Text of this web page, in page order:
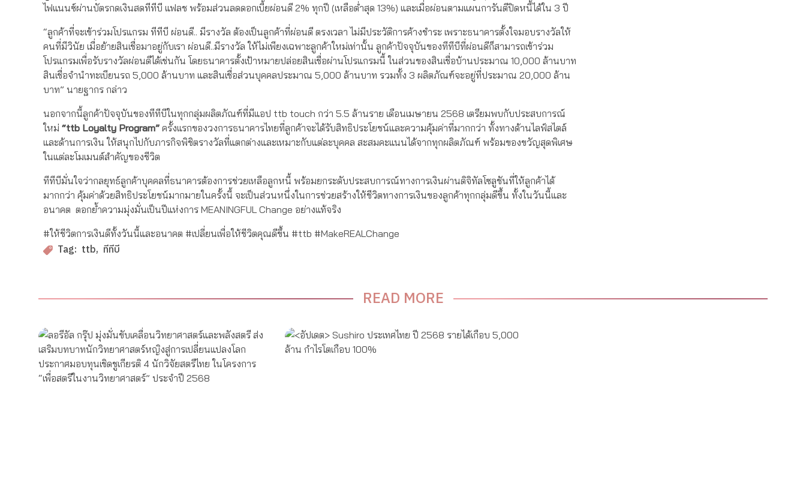
ไฟแนนซ์ผ่านบัตรกดเงินสดทีทีบี แฟลช พร้อมส่วนลดดอกเบี้ยผ่อนดี 2% ทุกปี (เหลือต่ำสุด 13%) และเมื่อผ่อนตามแผนการันตีปิดหนี้ได้ใน 3 ปี
“ลูกค้าที่จะเข้าร่วมโปรแกรม ทีทีบี ผ่อนดี.. มีรางวัล ต้องเป็นลูกค้าที่ผ่อนดี ตรงเวลา ไม่มีประวัติการค้างชำระ เพราะธนาคารตั้งใจมอบรางวัลให้
คนที่มีวินัย เมื่อย้ายสินเชื่อมาอยู่กับเรา ผ่อนดี..มีรางวัล ให้ไม่เพียงเฉพาะลูกค้าใหม่เท่านั้น ลูกค้าปัจจุบันของทีทีบีที่ผ่อนดีก็สามารถเข้าร่วม
โปรแกรมเพื่อรับรางวัลผ่อนดีได้เช่นกัน โดยธนาคารตั้งเป้าหมายปล่อยสินเชื่อผ่านโปรแกรมนี้ ในส่วนของสินเชื่อบ้านประมาณ 10,000 ล้านบาท
สินเชื่อจำนำทะเบียนรถ 5,000 ล้านบาท และสินเชื่อส่วนบุคคลประมาณ 5,000 ล้านบาท รวมทั้ง 3 ผลิตภัณฑ์จะอยู่ที่ประมาณ 20,000 ล้าน
บาท” นายฐากร กล่าว
นอกจากนี้ลูกค้าปัจจุบันของทีทีบีในทุกกลุ่มผลิตภัณฑ์ที่มีแอป ttb touch กว่า 5.5 ล้านราย เดือนเมษายน 2568 เตรียมพบกับประสบการณ์
ใหม่ “ttb Loyalty Program” ครั้งแรกของวงการธนาคารไทยที่ลูกค้าจะได้รับสิทธิประโยชน์และความคุ้มค่าที่มากกว่า ทั้งทางด้านไลฟ์สไตล์
และด้านการเงิน ให้สนุกไปกับภารกิจพิชิตรางวัลที่แตกต่างและเหมาะกับแต่ละบุคคล สะสมคะแนนได้จากทุกผลิตภัณฑ์ พร้อมของขวัญสุดพิเศษ
ในแต่ละโมเมนต์สำคัญของชีวิต
ทีทีบีมั่นใจว่ากลยุทธ์ลูกค้าบุคคลที่ธนาคารต้องการช่วยเหลือลูกหนี้ พร้อมยกระดับประสบการณ์ทางการเงินผ่านดิจิทัลโซลูชันที่ให้ลูกค้าได้
มากกว่า คุ้มค่าด้วยสิทธิประโยชน์มากมายในครั้งนี้ จะเป็นส่วนหนึ่งในการช่วยสร้างให้ชีวิตทางการเงินของลูกค้าทุกกลุ่มดีขึ้น ทั้งในวันนี้และ
อนาคต ตอกย้ำความมุ่งมั่นเป็นปีแห่งการ MEANINGFUL Change อย่างแท้จริง
#ให้ชีวิตการเงินดีทั้งวันนี้และอนาคต #เปลี่ยนเพื่อให้ชีวิตคุณดีขึ้น #ttb #MakeREALChange
Tag: ttb ทีทีบี
READ MORE